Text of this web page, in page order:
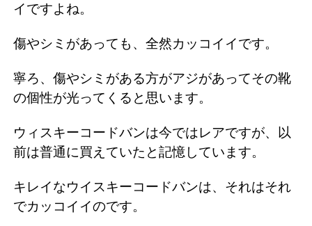
イですよね。
傷やシミがあっても、全然カッコイイです。
寧ろ、傷やシミがある方がアジがあってその靴
の個性が光ってくると思います。
ウィスキーコードバンは今ではレアですが、以
前は普通に買えていたと記憶しています。
キレイなウイスキーコードバンは、それはそれ
でカッコイイのです。